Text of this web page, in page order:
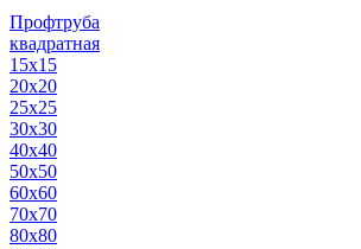
Профтруба
квадратная
15х15
20х20
25х25
30х30
40х40
50х50
60х60
70х70
80х80